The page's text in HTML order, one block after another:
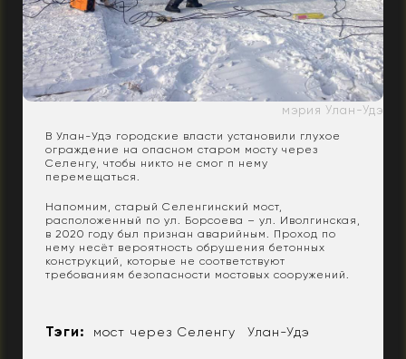
мэрия Улан-Удэ
В Улан-Удэ городские власти установили глухое
ограждение на опасном старом мосту через
Селенгу, чтобы никто не смог п нему
перемещаться.
Напомним, старый Селенгинский мост,
расположенный по ул. Борсоева – ул. Иволгинская,
в 2020 году был признан аварийным. Проход по
нему несёт вероятность обрушения бетонных
конструкций, которые не соответствуют
требованиям безопасности мостовых сооружений.
Тэги: мост через Селенгу Улан-Удэ